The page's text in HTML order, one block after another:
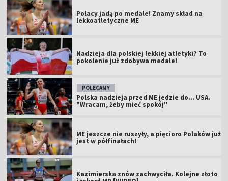
Polacy jadą po medale! Znamy skład na
lekkoatletyczne ME
Nadzieja dla polskiej lekkiej atletyki? To
pokolenie już zdobywa medale!
POLECAMY
Polska nadzieja przed ME jedzie do... USA.
"Wracam, żeby mieć spokój"
ME jeszcze nie ruszyły, a pięcioro Polaków już
jest w półfinałach!
Kazimierska znów zachwyciła. Kolejne złoto